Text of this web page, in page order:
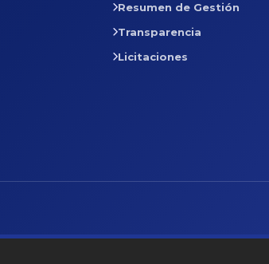
Resumen de Gestión
Transparencia
Licitaciones